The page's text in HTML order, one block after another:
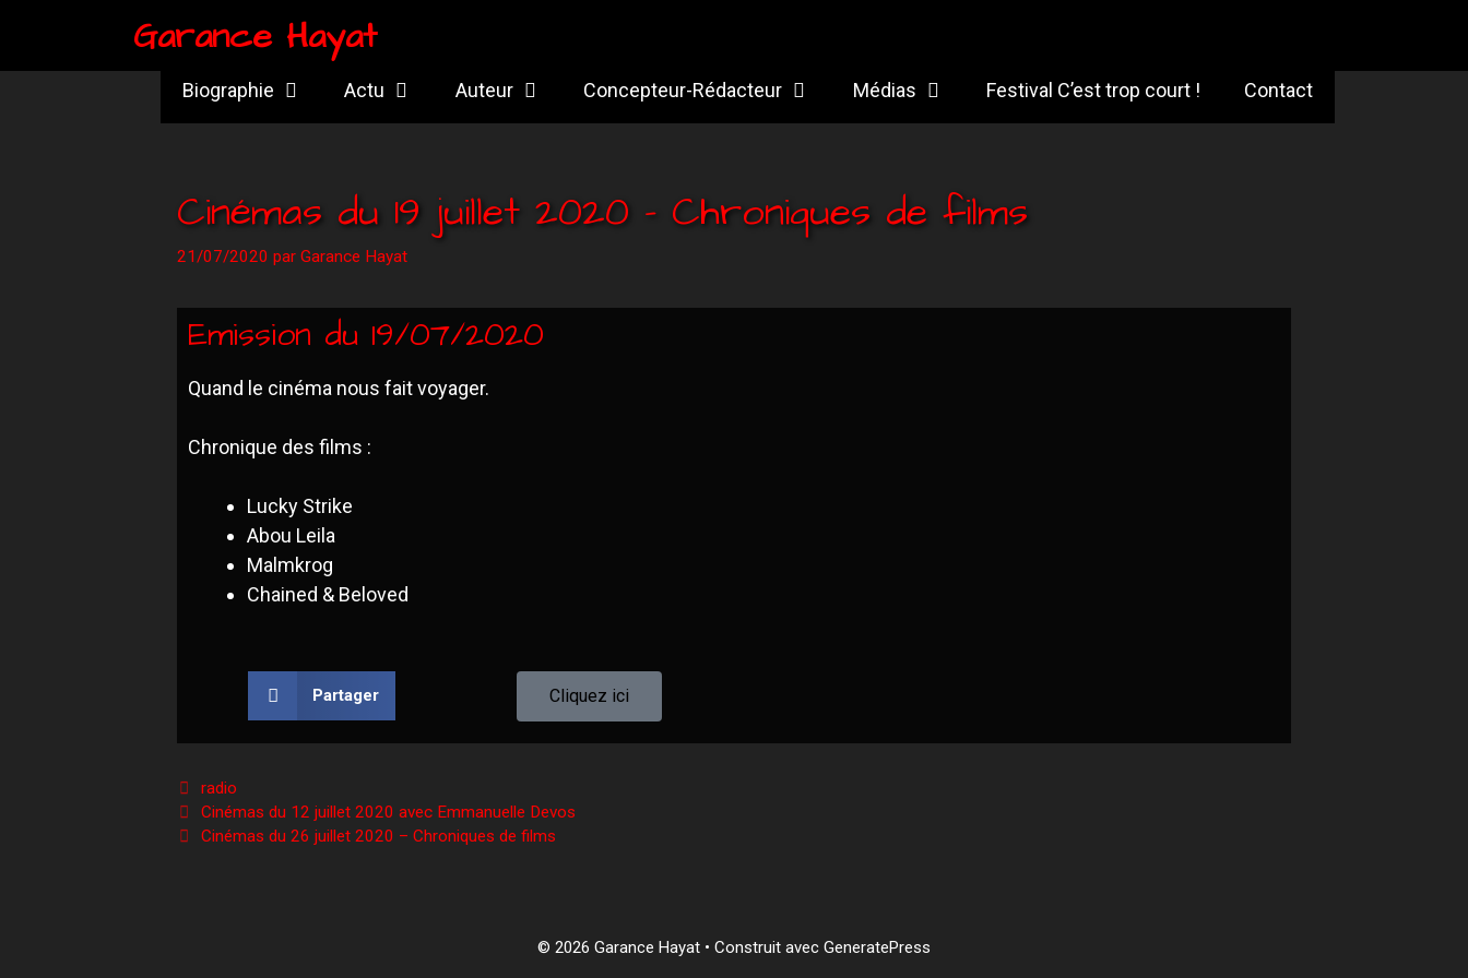
Garance Hayat
Biographie Actu Auteur Concepteur-Rédacteur Médias Festival C’est trop court ! Contact
Cinémas du 19 juillet 2020 – Chroniques de films
21/07/2020 par Garance Hayat
Emission du 19/07/2020
Quand le cinéma nous fait voyager.
Chronique des films :
Lucky Strike
Abou Leila
Malmkrog
Chained & Beloved
Partager Cliquez ici
radio
Cinémas du 12 juillet 2020 avec Emmanuelle Devos
Cinémas du 26 juillet 2020 – Chroniques de films
© 2026 Garance Hayat • Construit avec GeneratePress